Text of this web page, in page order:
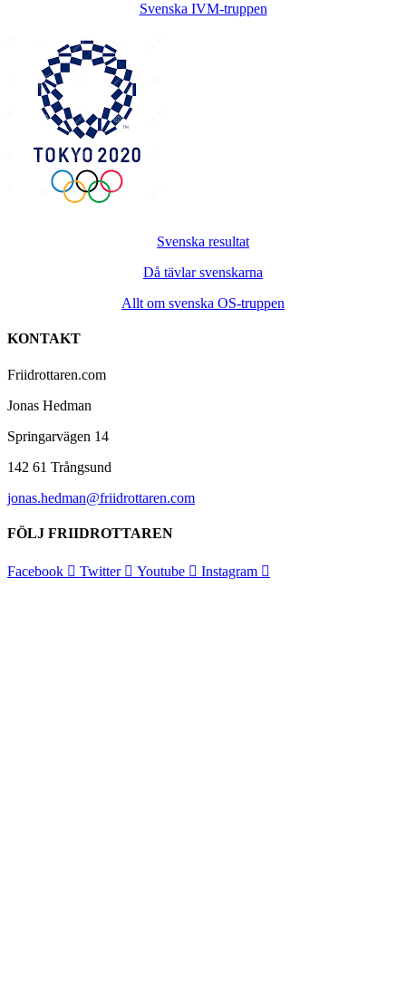
Svenska IVM-truppen
Svenska resultat
Då tävlar svenskarna
Allt om svenska OS-truppen
KONTAKT
Friidrottaren.com
Jonas Hedman
Springarvägen 14
142 61 Trångsund
jonas.hedman@friidrottaren.com
FÖLJ FRIIDROTTAREN
Facebook Twitter Youtube Instagram